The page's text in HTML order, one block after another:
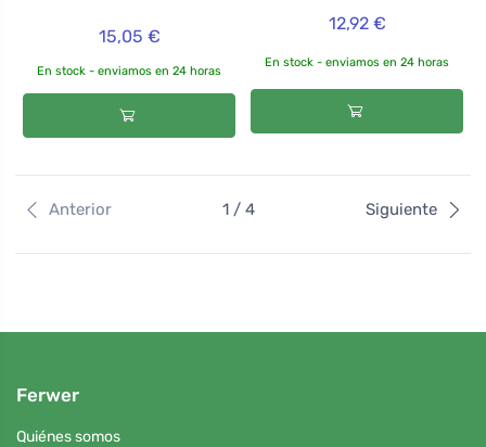
15,05 €
En stock - enviamos en 24 horas
12,92 €
En stock - enviamos en 24 horas
Anterior 1 / 4 Siguiente
Ferwer
Quiénes somos